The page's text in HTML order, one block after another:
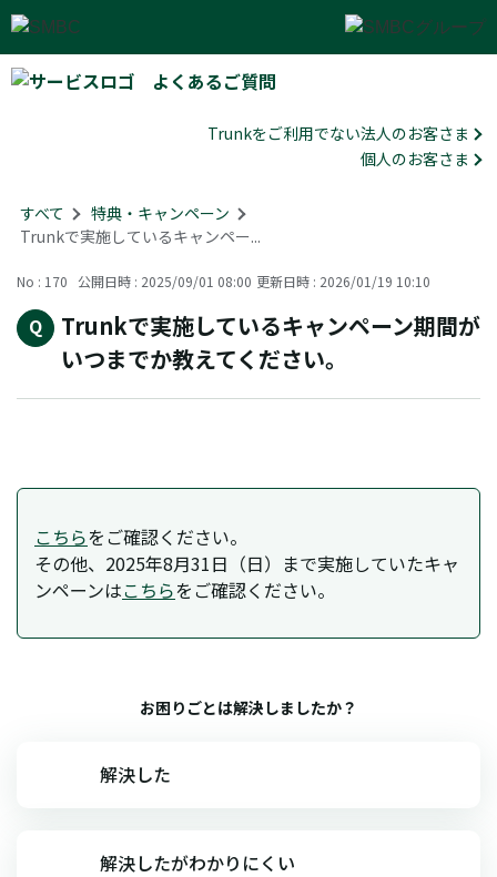
よくあるご質問
Trunkをご利用でない法人のお客さま
個人のお客さま
すべて > 特典・キャンペーン >
Trunkで実施しているキャンペー...
No : 170 公開日時 : 2025/09/01 08:00 更新日時 : 2026/01/19 10:10
Trunkで実施しているキャンペーン期間が
いつまでか教えてください。
こちらをご確認ください。
その他、2025年8月31日（日）まで実施していたキャ
ンペーンはこちらをご確認ください。
お困りごとは解決しましたか？
解決した
解決したがわかりにくい